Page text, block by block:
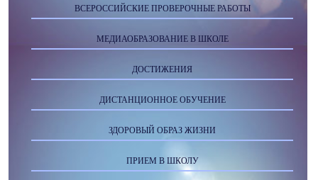
ВСЕРОССИЙСКИЕ ПРОВЕРОЧНЫЕ РАБОТЫ
МЕДИАОБРАЗОВАНИЕ В ШКОЛЕ
ДОСТИЖЕНИЯ
ДИСТАНЦИОННОЕ ОБУЧЕНИЕ
ЗДОРОВЫЙ ОБРАЗ ЖИЗНИ
ПРИЕМ В ШКОЛУ